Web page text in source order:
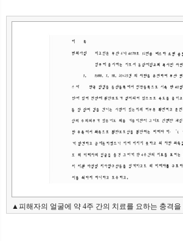
▲피해자의 얼굴에 약 4주 간의 치료를 요하는 충격